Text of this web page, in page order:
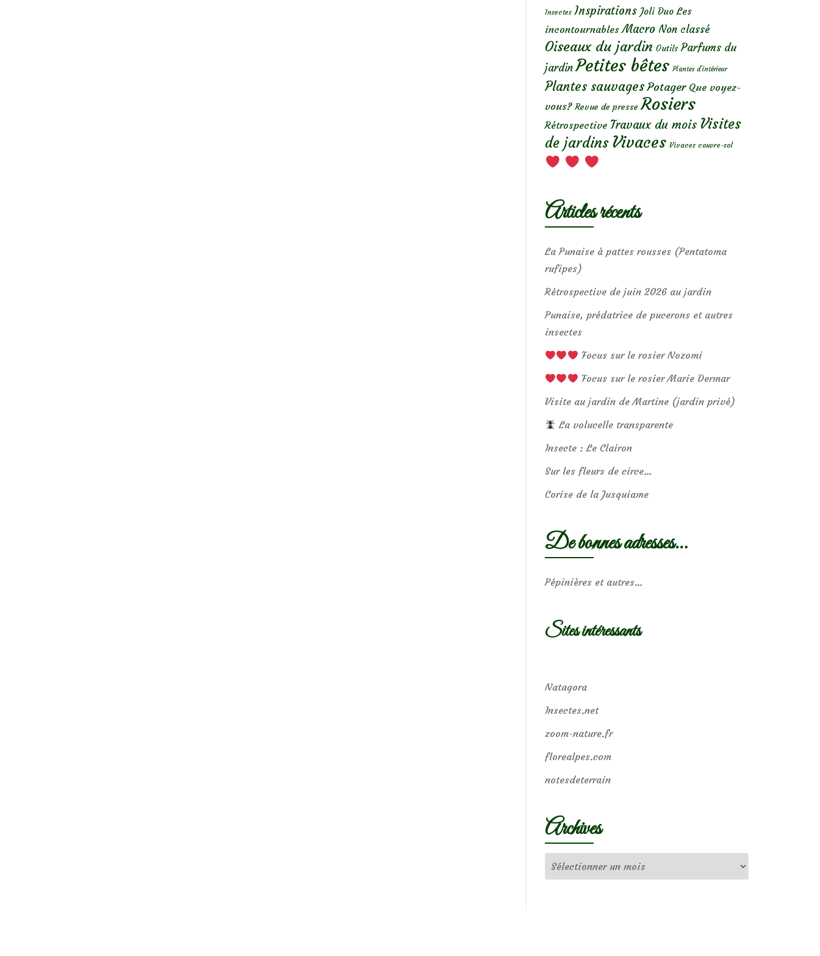
Insectes Inspirations Joli Duo Les
incontournables Macro Non classé
Oiseaux du jardin Outils Parfums du
jardin Petites bêtes Plantes d’intérieur
Plantes sauvages Potager Que voyez-
vous? Revue de presse Rosiers
Rétrospective Travaux du mois Visites
de jardins Vivaces Vivaces couvre-sol
Articles récents
La Punaise à pattes rousses (Pentatoma
rufipes)
Rétrospective de juin 2026 au jardin
Punaise, prédatrice de pucerons et autres
insectes
Focus sur le rosier Nozomi
Focus sur le rosier Marie Dermar
Visite au jardin de Martine (jardin privé)
La volucelle transparente
Insecte : Le Clairon
Sur les fleurs de circe…
Corise de la Jusquiame
De bonnes adresses…
Pépinières et autres…
Sites intéressants
Natagora
Insectes.net
zoom-nature.fr
florealpes.com
notesdeterrain
Archives
Archives